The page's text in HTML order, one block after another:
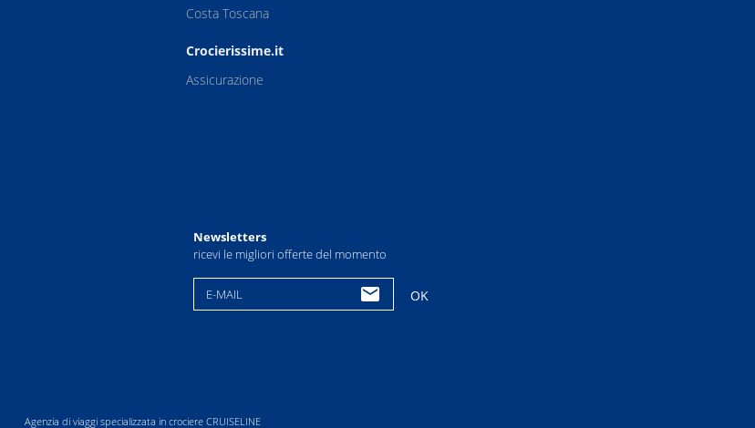
Costa Toscana
Crocierissime.it
Assicurazione
Newsletters
ricevi le migliori offerte del momento
E-MAIL OK
Agenzia di viaggi specializzata in crociere CRUISELINE